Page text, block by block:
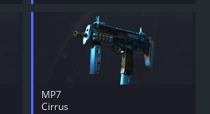
MP7
Cirrus